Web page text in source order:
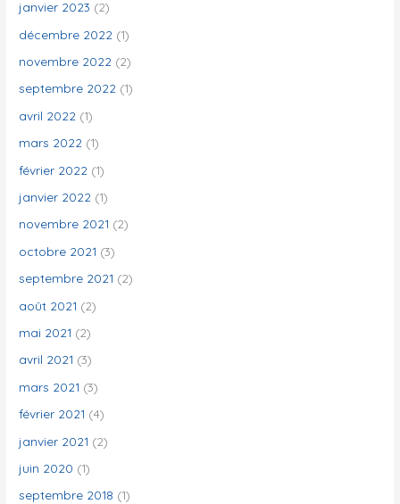
janvier 2023 (2)
décembre 2022 (1)
novembre 2022 (2)
septembre 2022 (1)
avril 2022 (1)
mars 2022 (1)
février 2022 (1)
janvier 2022 (1)
novembre 2021 (2)
octobre 2021 (3)
septembre 2021 (2)
août 2021 (2)
mai 2021 (2)
avril 2021 (3)
mars 2021 (3)
février 2021 (4)
janvier 2021 (2)
juin 2020 (1)
septembre 2018 (1)